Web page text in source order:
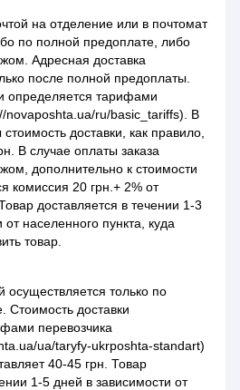
на отделение или в почтомат
по полной предоплате, либо
Адресная доставка
после полной предоплаты.
определяется тарифами
novaposhta.ua/ru/basic_tariffs). В
доставки, как правило,
В случае оплаты заказа
дополнительно к стоимости
комиссия 20 грн.+ 2% от
доставляется в течении 1-3
населенного пункта, куда
товар.
осуществляется только по
Стоимость доставки
перевозчика
ua/taryfy-ukrposhta-standart)
40-45 грн. Товар
1-5 дней в зависимости от